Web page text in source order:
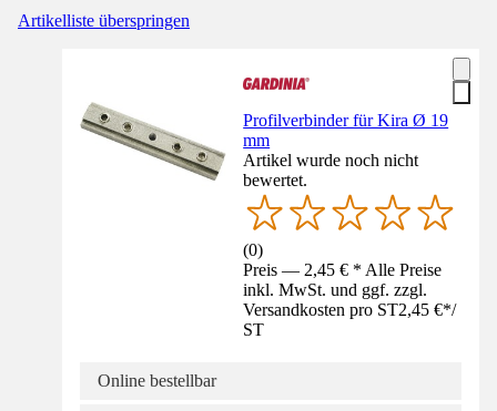
Artikelliste überspringen
Profilverbinder für Kira Ø 19
mm
Artikel wurde noch nicht
bewertet.
(0)
Preis — 2,45 € * Alle Preise
inkl. MwSt. und ggf. zzgl.
Versandkosten pro ST2,45 €*/
ST
Online bestellbar